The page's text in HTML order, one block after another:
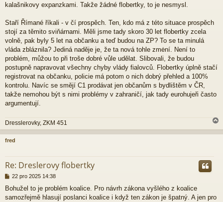
kalašnikovy expanzkami. Takže žádné flobertky, to je nesmysl.
Staří Římané říkali - v čí prospěch. Ten, kdo má z této situace prospěch
stojí za těmito sviňárnami. Měli jsme tady skoro 30 let flobertky zcela
volně, pak byly 5 let na občanku a teď budou na ZP? To se ta minulá
vláda zbláznila? Jediná naděje je, že ta nová tohle zmėní. Není to
problém, můžou to při troše dobré vůle udělat. Slibovali, že budou
postupně napravovat všechny chyby vlády fialovců. Flobertky úplně stačí
registrovat na občanku, policie má potom o nich dobrý přehled a 100%
kontrolu. Navíc se smějí C1 prodávat jen občanům s bydlištěm v ČR,
takže nemohou být s nimi problémy v zahraničí, jak tady eurohujeři často
argumentují.
Dresslerovky, ZKM 451
a
h
fred
Re: Dreslerovy flobertky
P
í
s
22 pro 2025 14:38
Bohužel to je problém koalice. Pro návrh zákona vyšlého z koalice
samozřejmě hlasují poslanci koalice i když ten zákon je špatný. A jen pro